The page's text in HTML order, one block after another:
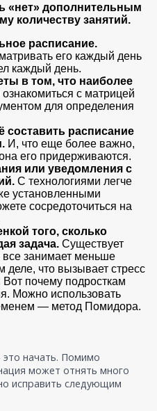
«нет» дополнительным
количеству занятий.
расписание.
его каждый день
каждый день.
в том, что наиболее
с матрицей
для определения
составить расписание
И, что еще более важно,
его придерживаются.
или уведомления с
С технологиями легче
установленными
сосредоточиться на
того, сколько
задача. Существует
все занимает меньше
что вызывает стресс
почему подросткам
Можно использовать
— метод Помидора.
начать. Помимо
может отнять много
исправить следующим